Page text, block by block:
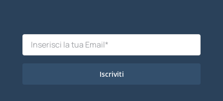
Iscriviti